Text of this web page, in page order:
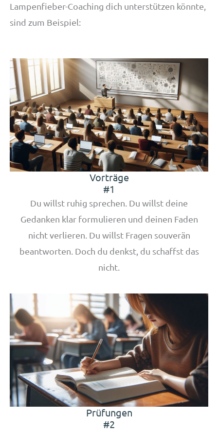
Lampenfieber-Coaching dich unterstützen könnte,
sind zum Beispiel:
Vorträge
#1
Du willst ruhig sprechen. Du willst deine
Gedanken klar formulieren und deinen Faden
nicht verlieren. Du willst Fragen souverän
beantworten. Doch du denkst, du schaffst das
nicht.
Prüfungen
#2